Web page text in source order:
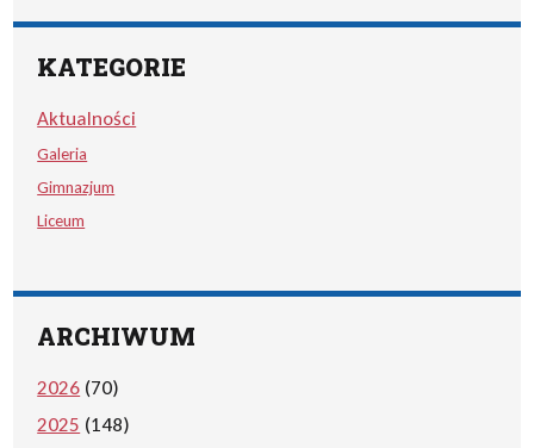
KATEGORIE
Aktualności
Galeria
Gimnazjum
Liceum
ARCHIWUM
2026 (70)
2025 (148)